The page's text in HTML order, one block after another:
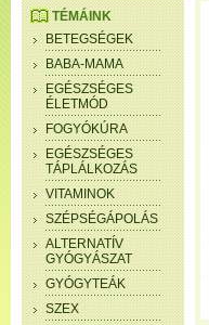
TÉMÁINK
BETEGSÉGEK
BABA-MAMA
EGÉSZSÉGES
ÉLETMÓD
FOGYÓKÚRA
EGÉSZSÉGES
TÁPLÁLKOZÁS
VITAMINOK
SZÉPSÉGÁPOLÁS
ALTERNATÍV
GYÓGYÁSZAT
GYÓGYTEÁK
SZEX